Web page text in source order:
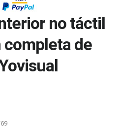
no táctil
de